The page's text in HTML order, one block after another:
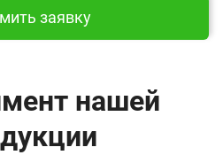
заявку
нашей